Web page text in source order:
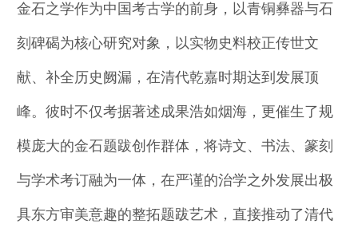
金石之学作为中国考古学的前身，以青铜彝器与石
刻碑碣为核心研究对象，以实物史料校正传世文
献、补全历史阙漏，在清代乾嘉时期达到发展顶
峰。彼时不仅考据著述成果浩如烟海，更催生了规
模庞大的金石题跋创作群体，将诗文、书法、篆刻
与学术考订融为一体，在严谨的治学之外发展出极
具东方审美意趣的整拓题跋艺术，直接推动了清代